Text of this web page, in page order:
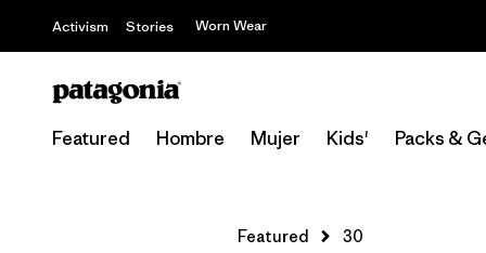
Activism Stories Worn Wear
Featured Hombre Mujer Kids' Packs &
Featured 30